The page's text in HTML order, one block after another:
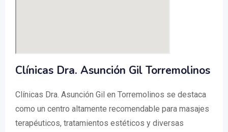
Clínicas Dra. Asunción Gil Torremolinos
Clínicas Dra. Asunción Gil en Torremolinos se destaca
como un centro altamente recomendable para masajes
terapéuticos, tratamientos estéticos y diversas